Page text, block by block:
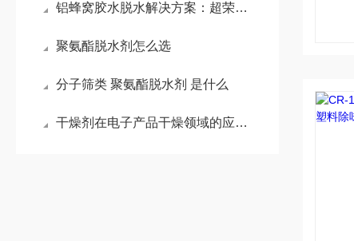
铝蜂窝胶水脱水解决方案：超荣纳米沸石粉分子筛应用详解
聚氨酯脱水剂怎么选
分子筛类 聚氨酯脱水剂 是什么
干燥剂在电子产品干燥领域的应用有哪些？